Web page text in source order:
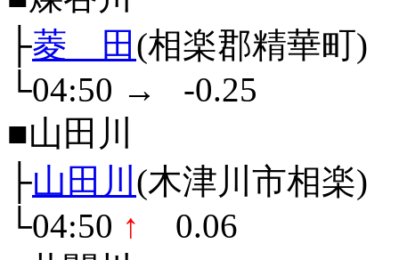
├菱 田 (相楽郡精華町)
└04:50 →
-0.25
■山田川
├山田川 (木津川市相楽)
└04:50 ↑
0.06